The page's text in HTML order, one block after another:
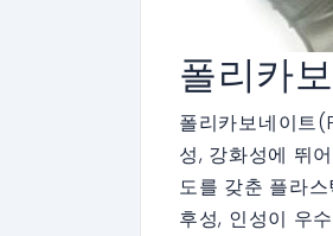
폴리카
폴리카보네이트
성, 강화성에 뛰
도를 갖춘 플라
후성, 인성이 우